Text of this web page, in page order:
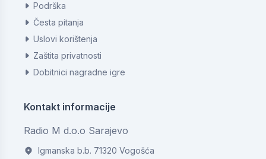
Podrška
Česta pitanja
Uslovi korištenja
Zaštita privatnosti
Dobitnici nagradne igre
Kontakt informacije
Radio M d.o.o Sarajevo
Igmanska b.b. 71320 Vogošća